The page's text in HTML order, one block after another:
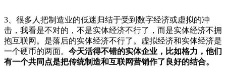
3、很多人把制造业的低迷归结于受到数字经济或虚拟的冲
击，我看是不对的，不是实体经济不行了，而是实体经济不拥
抱互联网。是落后的实体经济不行了。虚拟经济和实体经济是
一个硬币的两面。 今天活得不错的实体企业，比如格力，他们
有一个共同点是把传统制造和互联网营销作了良好的结合。